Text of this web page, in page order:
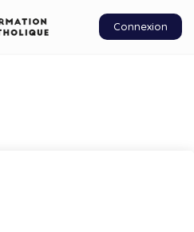
Connexion